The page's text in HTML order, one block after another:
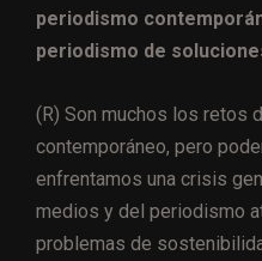
periodismo
periodismo de
(R) Son muchos los retos
contemporáneo, pero
enfrentamos una crisis
medios y del periodismo
problemas de